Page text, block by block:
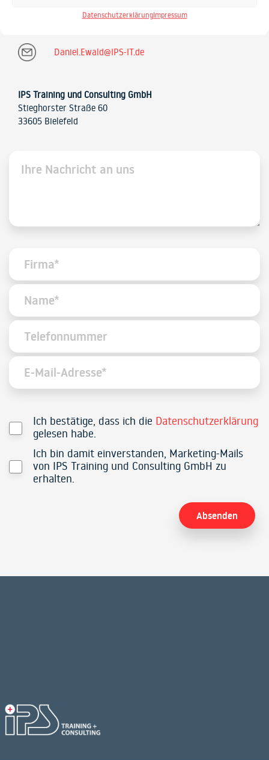
DatenschutzerklärungImpressum
0521 / 20889 30
Daniel.Ewald@IPS-IT.de
IPS Training und Consulting GmbH
Stieghorster Straße 60
33605 Bielefeld
Ich bestätige, dass ich die Datenschutzerklärung
gelesen habe.
Ich bin damit einverstanden, Marketing-Mails
von IPS Training und Consulting GmbH zu
erhalten.